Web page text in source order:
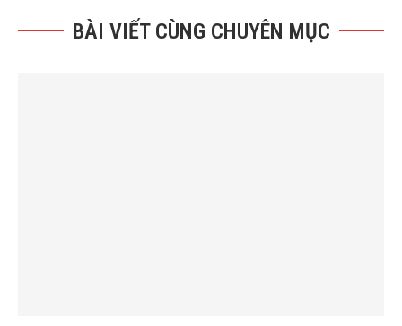
BÀI VIẾT CÙNG CHUYÊN MỤC